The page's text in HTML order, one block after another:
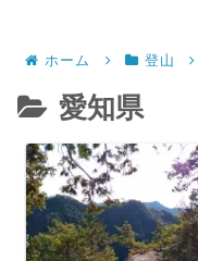
ホーム 登山
愛知県